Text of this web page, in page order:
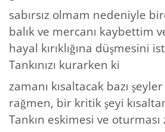
sabırsız olmam nedeniyle
balık ve mercanı kaybettim
hayal kırıklığına düşmesini
Tankınızı kurarken ki
zamanı kısaltacak bazı
rağmen, bir kritik şeyi
Tankın eskimesi ve oturması